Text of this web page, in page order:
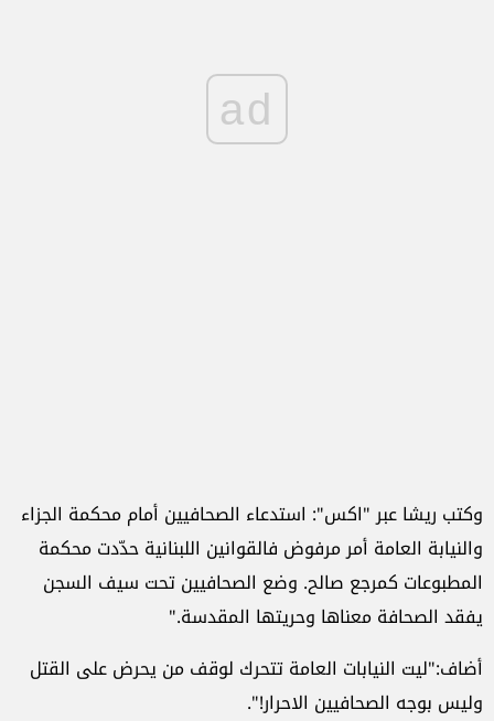
ad
وكتب ريشا عبر "اكس": استدعاء الصحافيين أمام محكمة الجزاء
والنيابة العامة أمر مرفوض فالقوانين اللبنانية حدّدت محكمة
المطبوعات كمرجع صالح. وضع الصحافيين تحت سيف السجن
يفقد الصحافة معناها وحريتها المقدسة."
أضاف:"ليت النيابات العامة تتحرك لوقف من يحرض على القتل
وليس بوجه الصحافيين الاحرار!".